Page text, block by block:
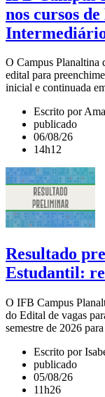
nos cursos
O Campus Planaltina
edital para
inicial e continuada
Escrito por
publicado
06/08/26
14h12
Resultado
Estudantil:
O IFB Campus
do Edital de vagas
semestre de 2026
Escrito por
publicado
05/08/26
11h26